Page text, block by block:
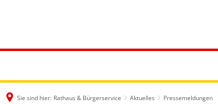
Sie sind hier: Rathaus & Bürgerservice Aktuelles
Pressemeldungen